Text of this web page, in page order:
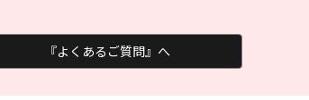
『よくあるご質問』へ